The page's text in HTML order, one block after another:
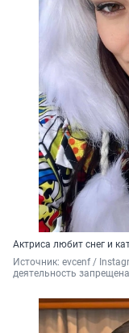
Актриса любит снег и
Источник: evcenf /
деятельность